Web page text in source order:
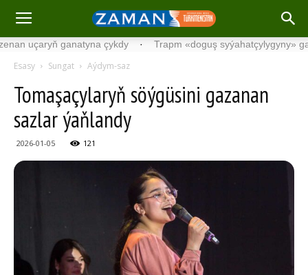
ganatyna çykdy · Trapm «doguş syýahatçylygyny» gadagan
Esasy Sungat Aýdym-saz
Tomaşaçylaryň söýgüsini gazanan
sazlar ýaňlandy
2026-01-05 121